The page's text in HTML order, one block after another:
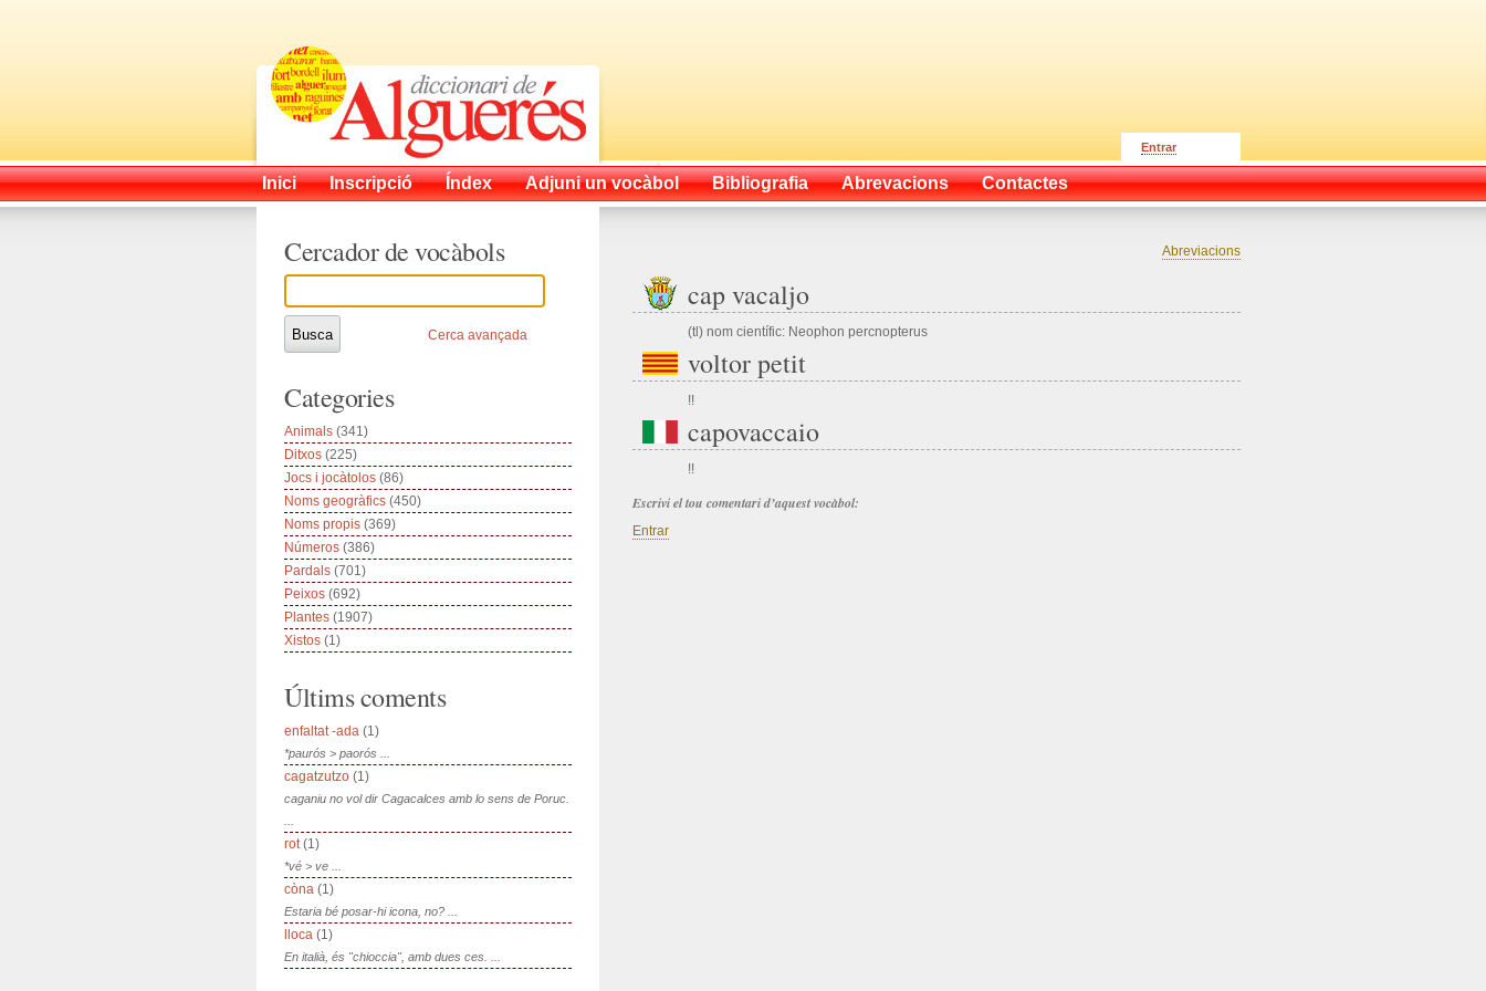
Entrar
Inici Inscripció Índex Adjuni un vocàbol Bibliografia Abrevacions Contactes
Abreviacions
cap vacaljo
(tl) nom científic: Neophon percnopterus
voltor petit
!!
capovaccaio
!!
Escrivi el tou comentari d’aquest vocàbol:
Entrar
Cercador de vocàbols
Cerca avançada
Categories
Animals (341)
Ditxos (225)
Jocs i jocàtolos (86)
Noms geogràfics (450)
Noms propis (369)
Números (386)
Pardals (701)
Peixos (692)
Plantes (1907)
Xistos (1)
Últims coments
enfaltat -ada (1)
*paurós > paorós ...
cagatzutzo (1)
caganiu no vol dir Cagacalces amb lo sens de Poruc.
rot(1)
*vé > ve ...
còna (1)
Estaria bé posar-hi icona, no? ...
lloca (1)
En italià, és "chioccia", amb dues ces. ...